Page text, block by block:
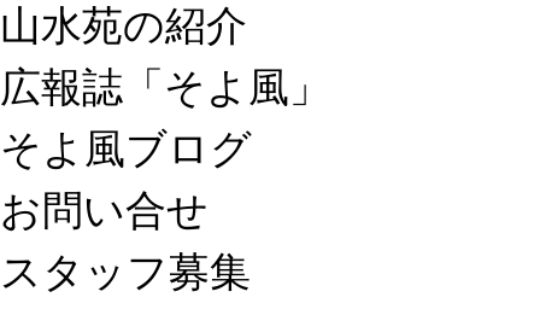
山水苑の紹介
広報誌「そよ風」
そよ風ブログ
お問い合せ
スタッフ募集